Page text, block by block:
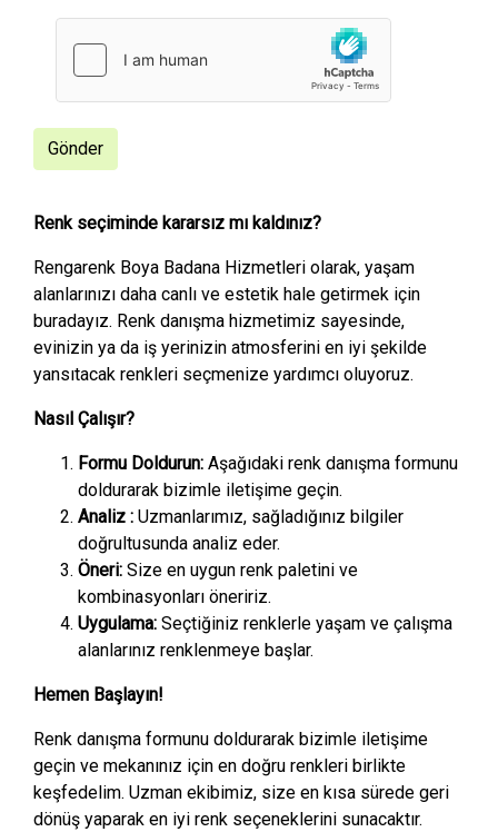
Gönder
Renk seçiminde kararsız mı kaldınız?
Rengarenk Boya Badana Hizmetleri olarak, yaşam
alanlarınızı daha canlı ve estetik hale getirmek için
buradayız. Renk danışma hizmetimiz sayesinde,
evinizin ya da iş yerinizin atmosferini en iyi şekilde
yansıtacak renkleri seçmenize yardımcı oluyoruz.
Nasıl Çalışır?
Formu Doldurun: Aşağıdaki renk danışma formunu
doldurarak bizimle iletişime geçin.
Analiz : Uzmanlarımız, sağladığınız bilgiler
doğrultusunda analiz eder.
Öneri: Size en uygun renk paletini ve
kombinasyonları öneririz.
Uygulama: Seçtiğiniz renklerle yaşam ve çalışma
alanlarınız renklenmeye başlar.
Hemen Başlayın!
Renk danışma formunu doldurarak bizimle iletişime
geçin ve mekanınız için en doğru renkleri birlikte
keşfedelim. Uzman ekibimiz, size en kısa sürede geri
dönüş yaparak en iyi renk seçeneklerini sunacaktır.